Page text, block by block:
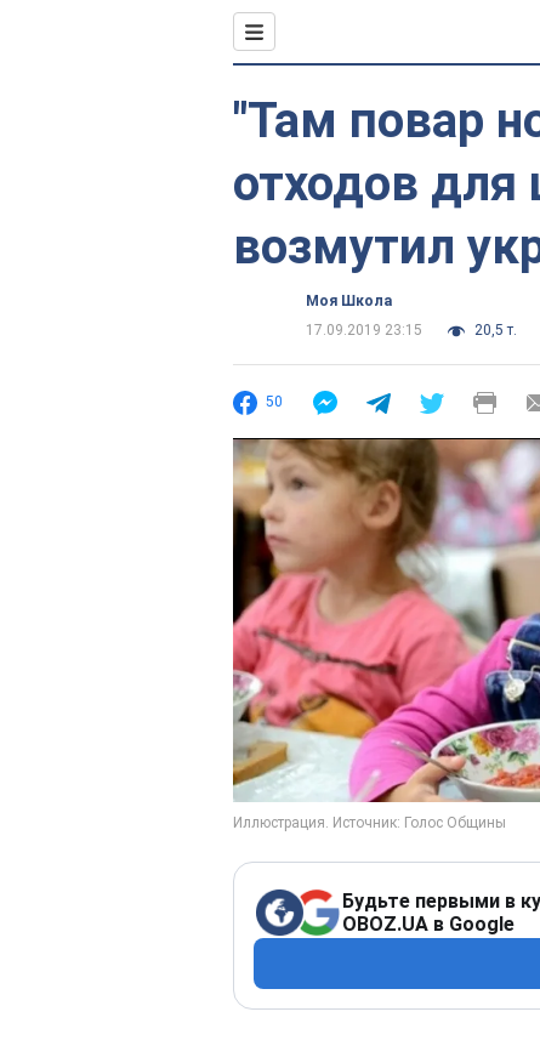
"Там повар
отходов
возмутил
Моя Школа
17.09.2019 23:15
20,5 т.
50
Будьте первыми в
OBOZ.UA в Google